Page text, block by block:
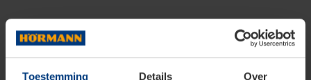
Toestemming Details Over